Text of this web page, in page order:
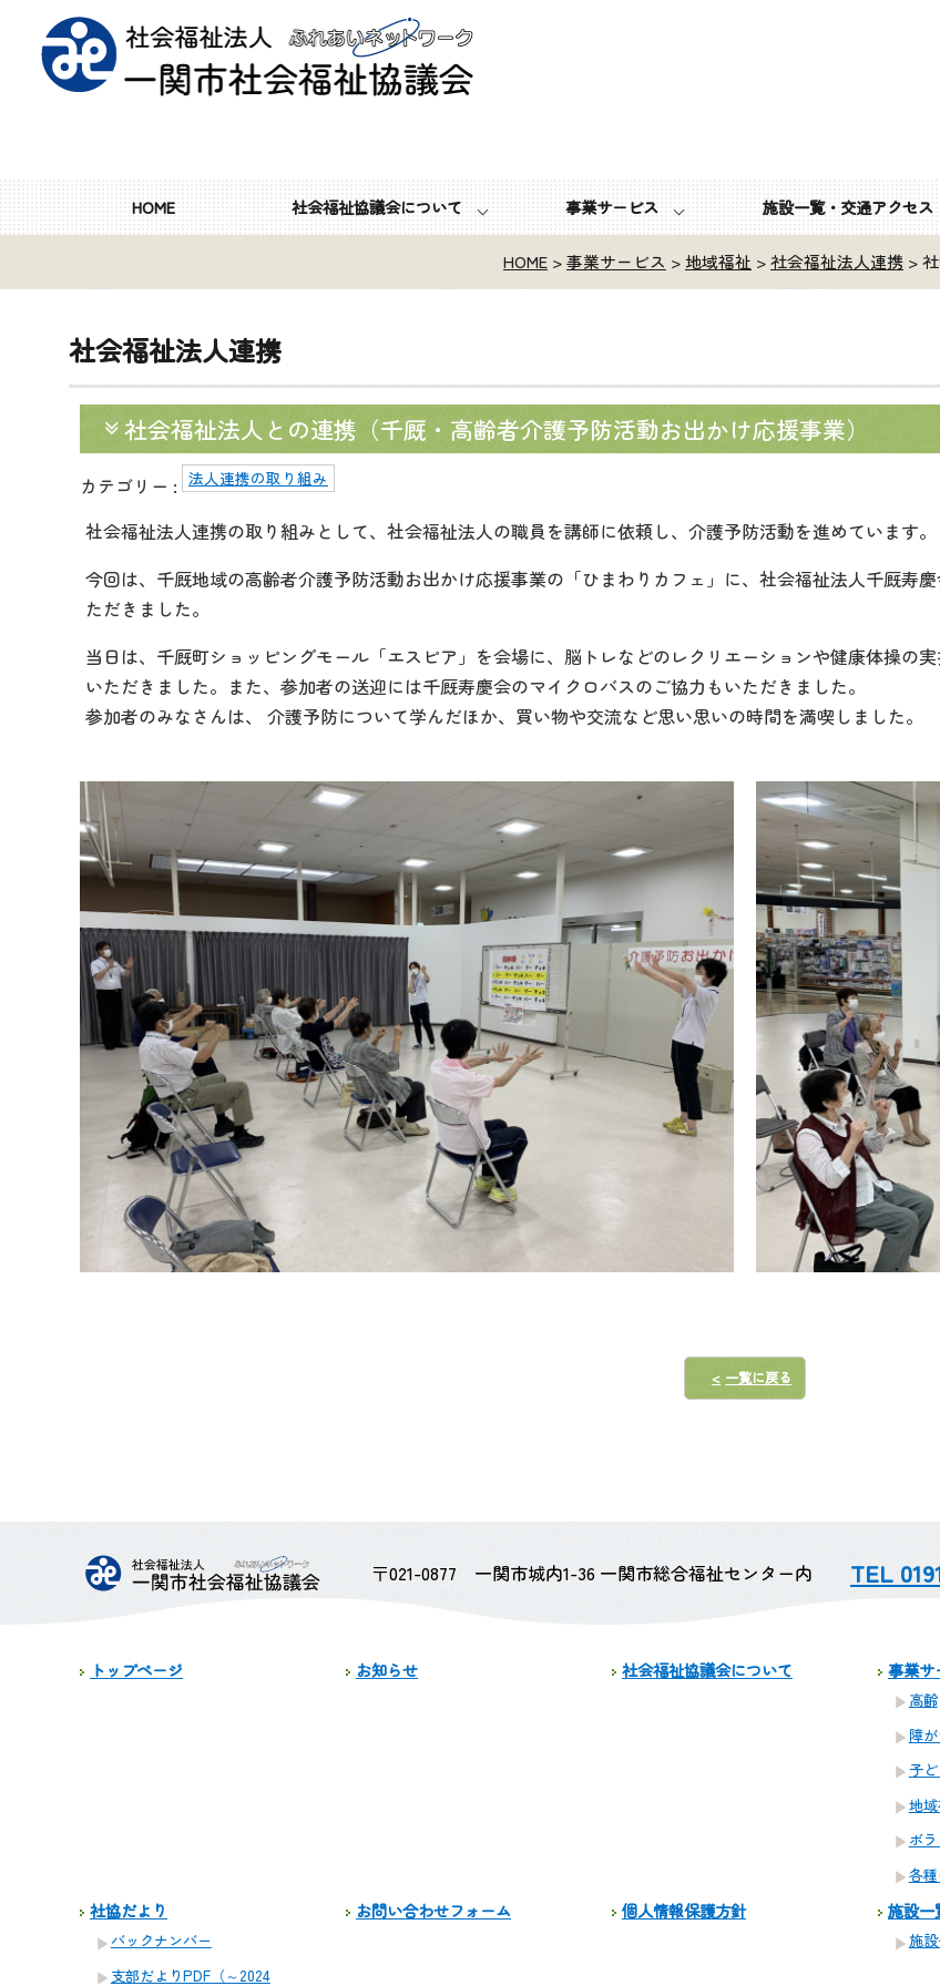
HOME 社会福祉協議会について 事業サービス 施設一覧・交通アクセス
HOME >事業サービス >地域福祉 >社会福祉法人連携 >
社会福祉法人連携
社会福祉法人との連携（千厩・高齢者介護予防活動お出かけ応援事業）
カテゴリー : 法人連携の取り組み
社会福祉法人連携の取り組みとして、社会福祉法人の職員を講師に依頼し、介護予防活動を進めています。
今回は、千厩地域の高齢者介護予防活動お出かけ応援事業の「ひまわりカフェ」に、社会福祉法人千厩寿
ただきました。
当日は、千厩町ショッピングモール「エスピア」を会場に、脳トレなどのレクリエーションや健康体操の
いただきました。また、参加者の送迎には千厩寿慶会のマイクロバスのご協力もいただきました。
参加者のみなさんは、 介護予防について学んだほか、買い物や交流など思い思いの時間を満喫しました。
一覧に戻る
〒021-0877 一関市城内1-36 一関市総合福祉センター内 TEL
トップページ お知らせ 社会福祉協議会について 事業サ
高齢
障
子ど
地
ボ
各
社協だより
バックナンバー
支部だよりPDF（～2024
お問い合わせフォーム 個人情報保護方針 施設
施